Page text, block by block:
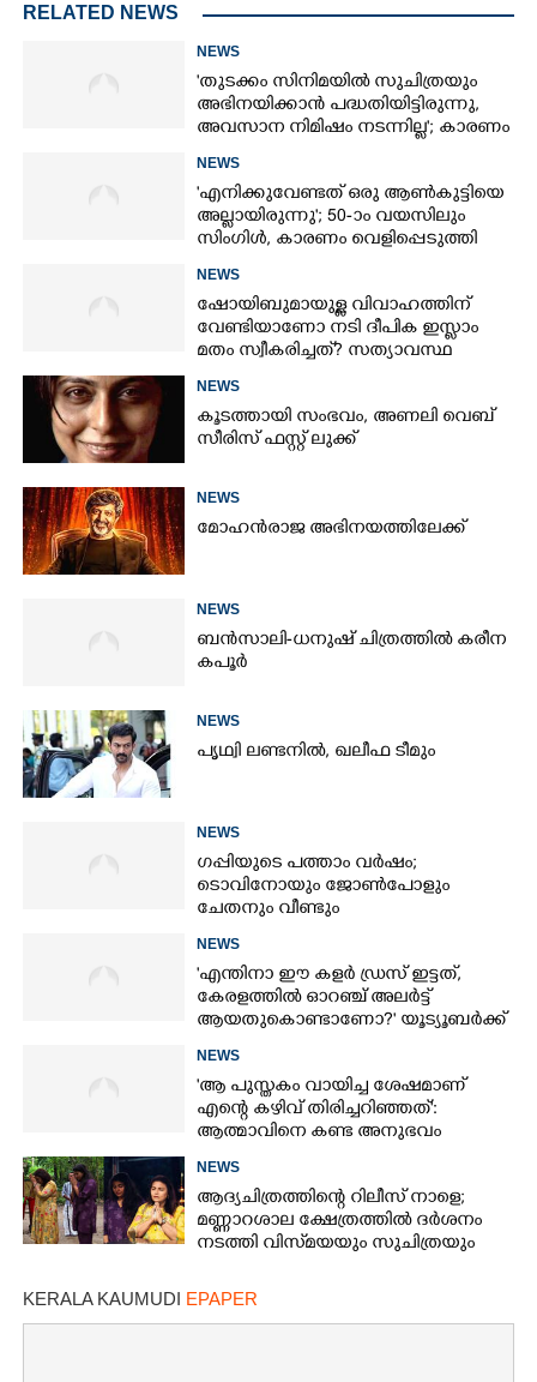
RELATED NEWS
NEWS
'തുടക്കം സിനിമയിൽ സുചിത്രയും
അഭിനയിക്കാൻ പദ്ധതിയിട്ടിരുന്നു,​
അവസാന നിമിഷം നടന്നില്ല'; കാരണം
NEWS
'എനിക്കുവേണ്ടത് ഒരു ആൺകുട്ടിയെ
അല്ലായിരുന്നു'; 50-ാം വയസിലും
സിംഗിൾ, കാരണം വെളിപ്പെടുത്തി
NEWS
ഷോയിബുമായുള്ള വിവാഹത്തിന്
വേണ്ടിയാണോ നടി ദീപിക ഇസ്ലാം
മതം സ്വീകരിച്ചത്? സത്യാവസ്ഥ
NEWS
കൂടത്തായി സംഭവം, അണലി വെബ്
സീരിസ് ഫസ്റ്റ് ലുക്ക്
NEWS
മോഹൻരാജ അഭിനയത്തിലേക്ക്
NEWS
ബൻസാലി-ധനുഷ് ചിത്രത്തിൽ കരീന
കപൂർ
NEWS
പൃഥ്വി ലണ്ടനിൽ, ഖലീഫ ടീമും
NEWS
ഗപ്പിയുടെ പത്താം വർഷം;​
ടൊവിനോയും ജോൺപോളും
ചേതനും വീണ്ടും
NEWS
'എന്തിനാ ഈ കളർ ഡ്രസ് ഇട്ടത്,
കേരളത്തിൽ ഓറഞ്ച് അല‌ർട്ട്
ആയതുകൊണ്ടാണോ?' യൂട്യൂബർക്ക്
NEWS
'ആ പുസ്തകം വായിച്ച ശേഷമാണ്
എന്റെ കഴിവ് തിരിച്ചറിഞ്ഞത്':
ആത്മാവിനെ കണ്ട അനുഭവം
NEWS
ആദ്യചിത്രത്തിന്റെ റിലീസ് നാളെ;
മണ്ണാറശാല ക്ഷേത്രത്തിൽ ദർശനം
നടത്തി വിസ്‌മയയും സുചിത്രയും
KERALA KAUMUDI EPAPER